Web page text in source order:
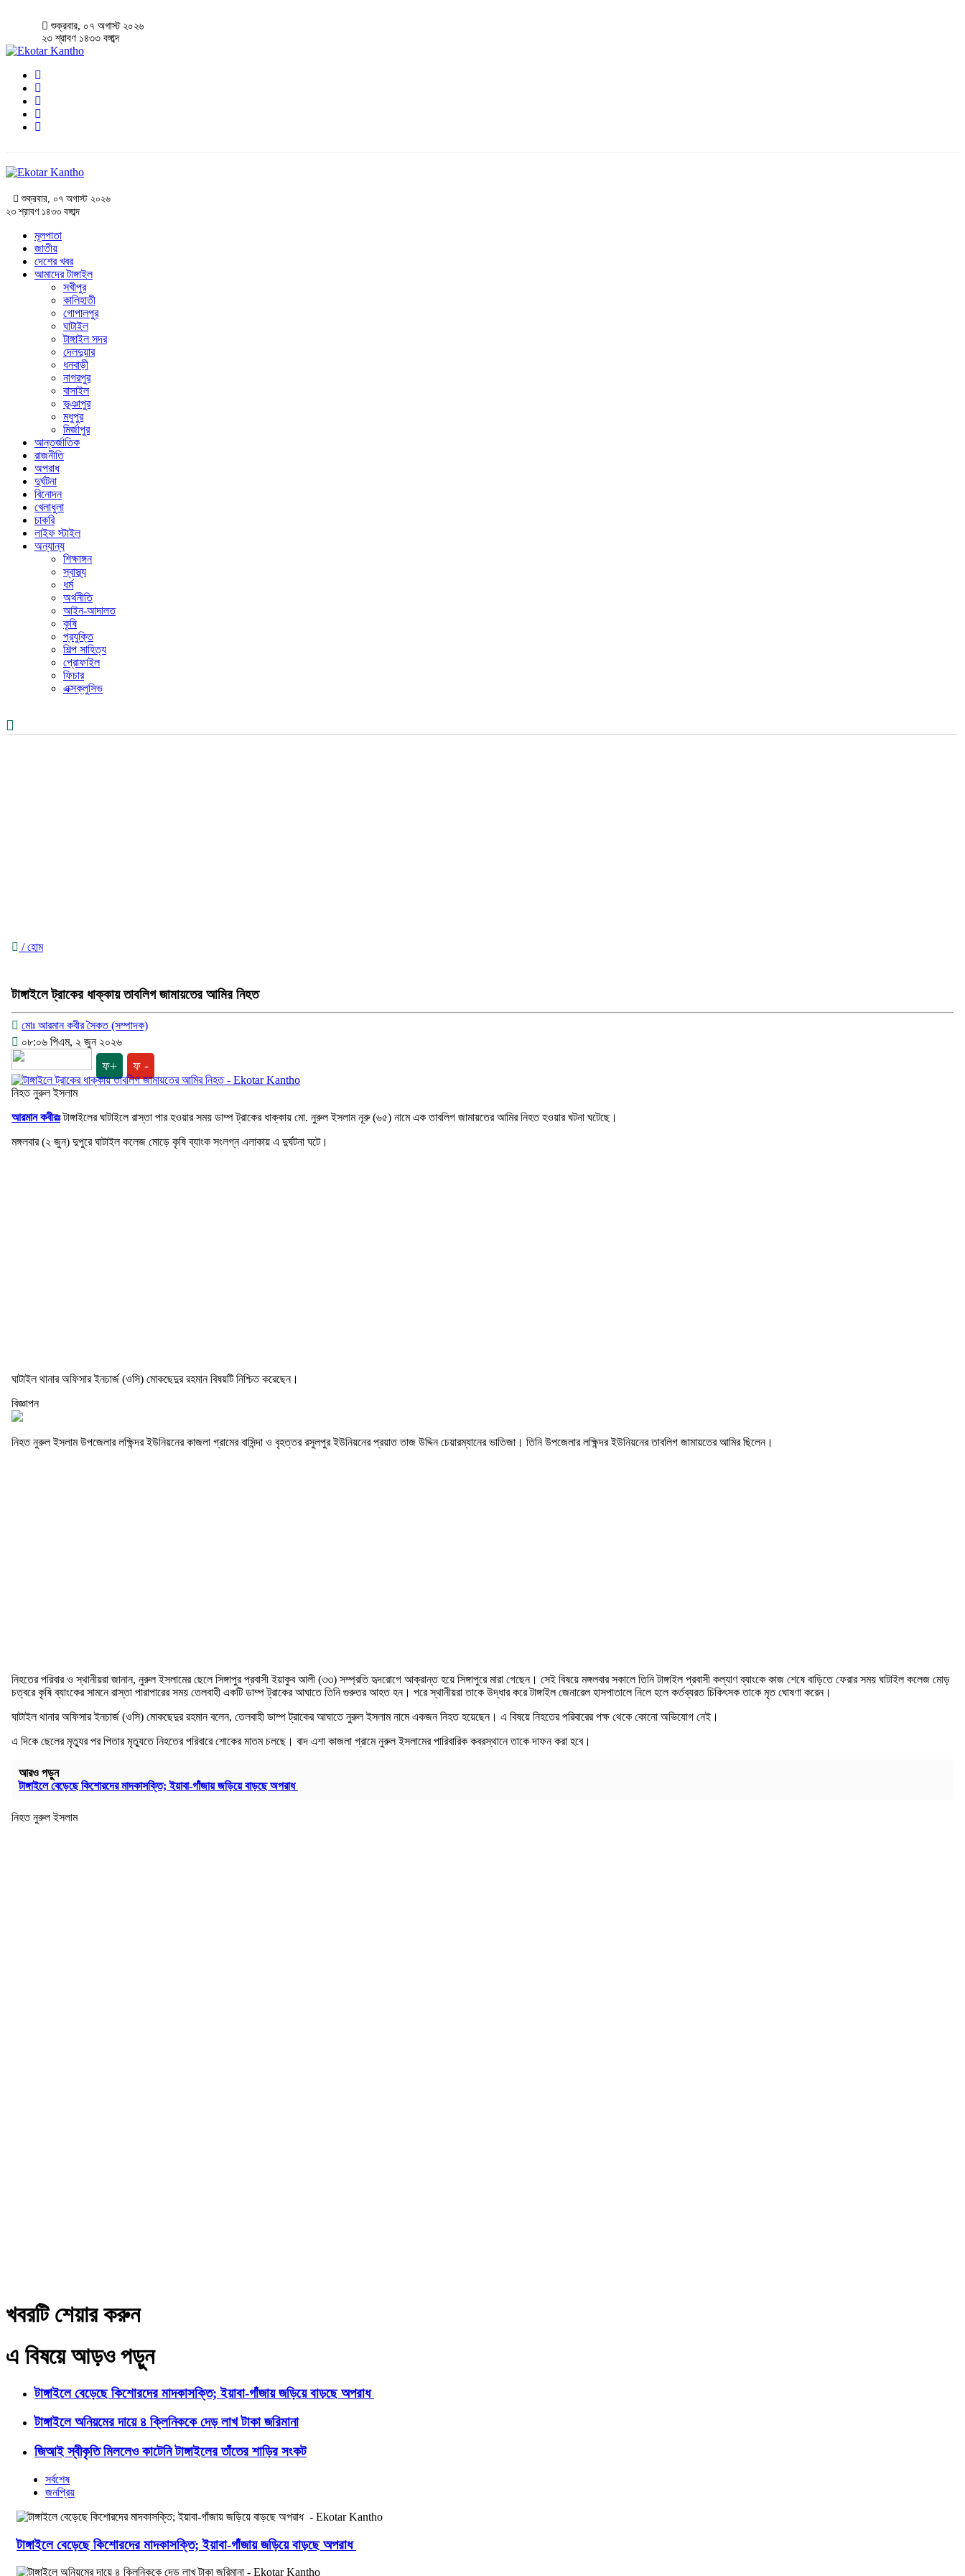
শুক্রবার, ০৭ অগাস্ট ২০২৬
২৩ শ্রাবণ ১৪৩৩ বঙ্গাব্দ
শুক্রবার, ০৭ অগাস্ট ২০২৬
২৩ শ্রাবণ ১৪৩৩ বঙ্গাব্দ
মূলপাতা
জাতীয়
দেশের খবর
আমাদের টাঙ্গাইল
সখীপুর
কালিহাতী
গোপালপুর
ঘাটাইল
টাঙ্গাইল সদর
দেলদুয়ার
ধনবাড়ী
নাগরপুর
বাসাইল
ভূঞাপুর
মধুপুর
মির্জাপুর
আন্তর্জাতিক
রাজনীতি
অপরাধ
দুর্ঘটনা
বিনোদন
খেলাধুলা
চাকরি
লাইফ স্টাইল
অন্যান্য
শিক্ষাঙ্গন
স্বাস্থ্য
ধর্ম
অর্থনীতি
আইন-আদালত
কৃষি
প্রযুক্তি
শিল্প সাহিত্য
প্রোফাইল
ফিচার
এক্সক্লুসিভ
/ হোম
টাঙ্গাইলে ট্রাকের ধাক্কায় তাবলিগ জামায়তের আমির নিহত
মোঃ আরমান কবীর সৈকত (সম্পাদক)
০৮:০৬ পিএম, ২ জুন ২০২৬
ফ+ ফ -
নিহত নুরুল ইসলাম
আরমান কবীরঃটাঙ্গাইলের ঘাটাইলে রাস্তা পার হওয়ার সময় ডাম্প ট্রাকের ধাক্কায় মো. নুরুল ইসলাম নূরু (৬৫) নামে এক তাবলিগ জামায়তের আমির নিহত হওয়ার ঘটনা ঘটেছে।
মঙ্গলবার (২ জুন) দুপুরে ঘাটাইল কলেজ মোড়ে কৃষি ব্যাংক সংলগ্ন এলাকায় এ দুর্ঘটনা ঘটে।
ঘাটাইল থানার অফিসার ইনচার্জ (ওসি) মোকছেদুর রহমান বিষয়টি নিশ্চিত করেছেন।
বিজ্ঞাপন
নিহত নুরুল ইসলাম উপজেলার লক্ষিন্দর ইউনিয়নের কাজলা গ্রামের বাসিন্দা ও বৃহত্তর রসুলপুর ইউনিয়নের প্রয়াত তাজ উদ্দিন চেয়ারম্যানের ভাতিজা। তিনি উপজেলার লক্ষিন্দর ইউনিয়নের তাবলিগ জামায়তের আমির ছিলেন।
নিহতের পরিবার ও স্থানীয়রা জানান, নুরুল ইসলামের ছেলে সিঙ্গাপুর প্রবাসী ইয়াকুব আলী (৩৩) সম্প্রতি হৃদরোগে আক্রান্ত হয়ে সিঙ্গাপুরে মারা গেছেন। সেই বিষয়ে মঙ্গলবার সকালে তিনি টাঙ্গাইল প্রবাসী কল্যাণ ব্যাংকে কাজ শেষে বাড়িতে ফেরার সময় ঘাটাইল কলেজ মোড়
চত্বরে কৃষি ব্যাংকের সামনে রাস্তা পারাপারের সময় তেলবাহী একটি ডাম্প ট্রাকের আঘাতে তিনি গুরুতর আহত হন। পরে স্থানীয়রা তাকে উদ্ধার করে টাঙ্গাইল জেনারেল হাসপাতালে নিলে হলে কর্তব্যরত চিকিৎসক তাকে মৃত ঘোষণা করেন।
ঘাটাইল থানার অফিসার ইনচার্জ (ওসি) মোকছেদুর রহমান বলেন, তেলবাহী ডাম্প ট্রাকের আঘাতে নুরুল ইসলাম নামে একজন নিহত হয়েছেন। এ বিষয়ে নিহতের পরিবারের পক্ষ থেকে কোনো অভিযোগ নেই।
এ দিকে ছেলের মৃত্যুর পর পিতার মৃত্যুতে নিহতের পরিবারে শোকের মাতম চলছে। বাদ এশা কাজলা গ্রামে নুরুল ইসলামের পারিবারিক কবরস্থানে তাকে দাফন করা হবে।
আরও পড়ুন
টাঙ্গাইলে বেড়েছে কিশোরদের মাদকাসক্তি; ইয়াবা-গাঁজায় জড়িয়ে বাড়ছে অপরাধ
নিহত নুরুল ইসলাম
খবরটি শেয়ার করুন
এ বিষয়ে আড়ও পড়ুন
টাঙ্গাইলে বেড়েছে কিশোরদের মাদকাসক্তি; ইয়াবা-গাঁজায় জড়িয়ে বাড়ছে অপরাধ
টাঙ্গাইলে অনিয়মের দায়ে ৪ ক্লিনিককে দেড় লাখ টাকা জরিমানা
জিআই স্বীকৃতি মিললেও কাটেনি টাঙ্গাইলের তাঁতের শাড়ির সংকট
সর্বশেষ
জনপ্রিয়
টাঙ্গাইলে বেড়েছে কিশোরদের মাদকাসক্তি; ইয়াবা-গাঁজায় জড়িয়ে বাড়ছে অপরাধ